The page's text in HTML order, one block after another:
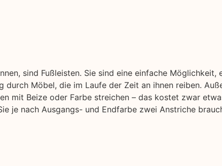
sind Fußleisten. Sie sind eine einfache Möglichkeit,
Möbel, die im Laufe der Zeit an ihnen reiben.
mit Beize oder Farbe streichen – das kostet zwar
je nach Ausgangs- und Endfarbe zwei Anstriche